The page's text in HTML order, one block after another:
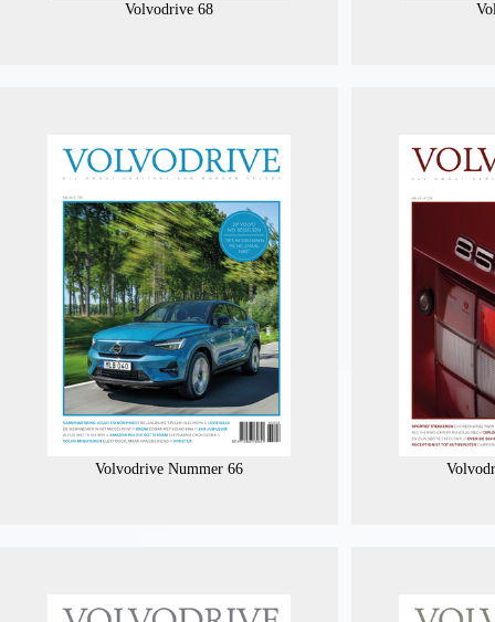
Volvodrive 68
Volvodrive Nummer 66